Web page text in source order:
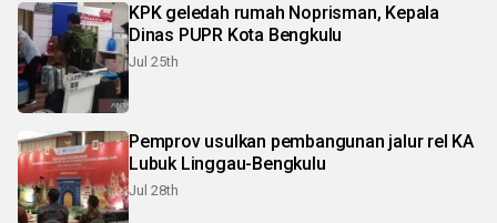
KPK geledah rumah Noprisman, Kepala
Dinas PUPR Kota Bengkulu
Jul 25th
Pemprov usulkan pembangunan jalur rel KA
Lubuk Linggau-Bengkulu
Jul 28th